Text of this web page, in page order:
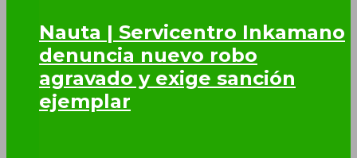
Nauta | Servicentro Inkamano
denuncia nuevo robo
agravado y exige sanción
ejemplar